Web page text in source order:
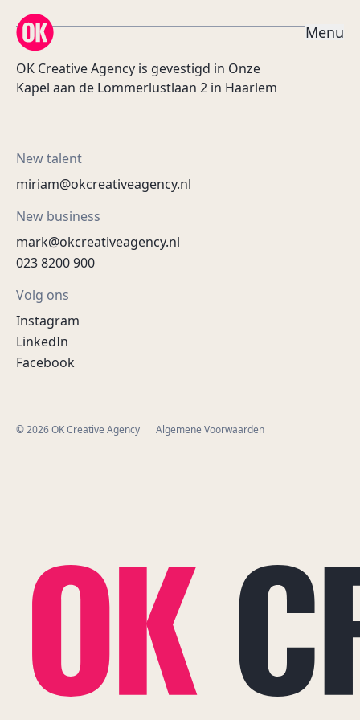
OK Creative Agency
Menu
OK Creative Agency is gevestigd in Onze
Kapel aan de Lommerlustlaan 2 in Haarlem
New talent
miriam@okcreativeagency.nl
New business
mark@okcreativeagency.nl
023 8200 900
Volg ons
Instagram
LinkedIn
Facebook
© 2026 OK Creative Agency Algemene Voorwaarden